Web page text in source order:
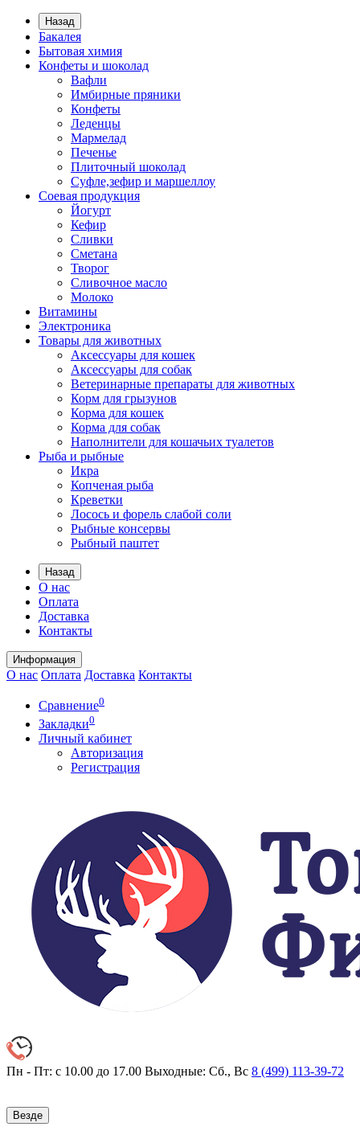
Назад
Бакалея
Бытовая химия
Конфеты и шоколад
Вафли
Имбирные пряники
Конфеты
Леденцы
Мармелад
Печенье
Плиточный шоколад
Суфле,зефир и маршеллоу
Соевая продукция
Йогурт
Кефир
Сливки
Сметана
Творог
Сливочное масло
Молоко
Витамины
Электроника
Товары для животных
Аксессуары для кошек
Аксессуары для собак
Ветеринарные препараты для животных
Корм для грызунов
Корма для кошек
Корма для собак
Наполнители для кошачьих туалетов
Рыба и рыбные
Икра
Копченая рыба
Креветки
Лосось и форель слабой соли
Рыбные консервы
Рыбный паштет
Назад
О нас
Оплата
Доставка
Контакты
Информация
О нас Оплата Доставка Контакты
Сравнение0
Закладки0
Личный кабинет
Авторизация
Регистрация
Пн - Пт: с 10.00 до 17.00 Выходные: Сб., Вс 8 (499) 113-39-72
Везде